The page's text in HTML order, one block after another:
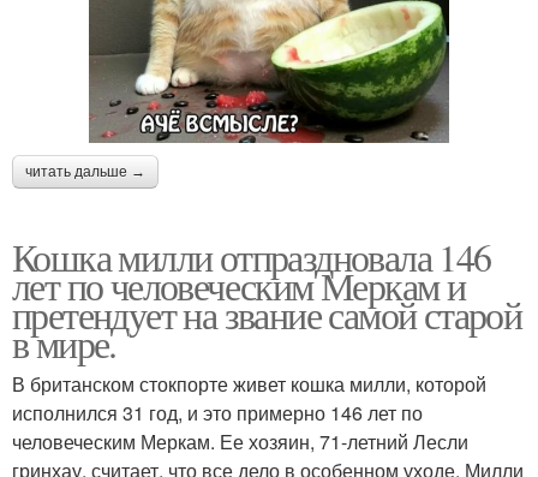
читать дальше →
Кошка милли отпраздновала 146
лет по человеческим Меркам и
претендует на звание самой старой
в мире.
В британском стокпорте живет кошка милли, которой
исполнился 31 год, и это примерно 146 лет по
человеческим Меркам. Ее хозяин, 71-летний Лесли
гринхау, считает, что все дело в особенном уходе. Милли